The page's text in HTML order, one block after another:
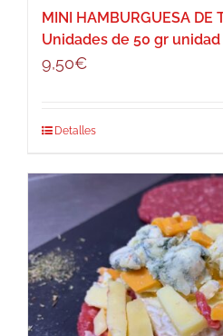
MINI HAMBURGUESA DE
Unidades de 50 gr unidad
9,50€
Detalles